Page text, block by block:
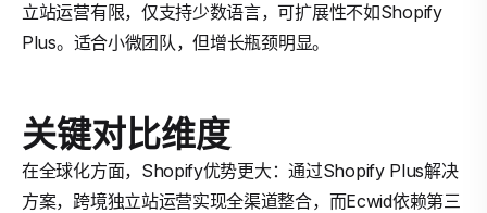
立站运营有限，仅支持少数语言，可扩展性不如Shopify
Plus。适合小微团队，但增长瓶颈明显。
关键对比维度
在全球化方面，Shopify优势更大：通过Shopify Plus解决
方案，跨境独立站运营实现全渠道整合，而Ecwid依赖第三